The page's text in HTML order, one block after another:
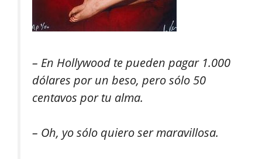
– En Hollywood te pueden pagar 1.000
dólares por un beso, pero sólo 50
centavos por tu alma.
– Oh, yo sólo quiero ser maravillosa.